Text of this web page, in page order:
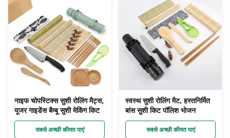
नाइफ चोपस्टिक्स सुशी रोलिंग मैट्स,
यूजर गाइडेंस बैम्बू सुशी मेकिंग किट
सबसे अच्छी कीमत पाएं
स्वस्थ सुशी रोलिंग मैट, हस्तनिर्मित
बांस सुशी किट पॉलिश भोजन
सबसे अच्छी कीमत पाएं